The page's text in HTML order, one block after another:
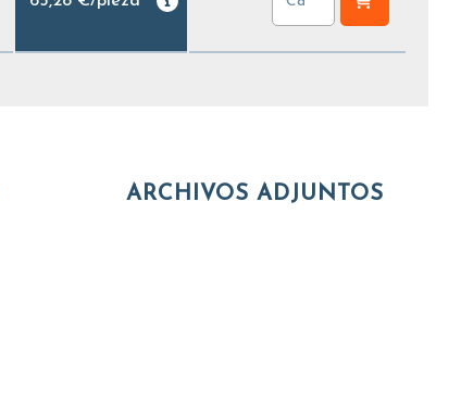
ARCHIVOS ADJUNTOS